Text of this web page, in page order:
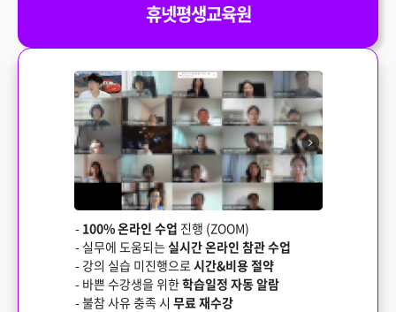
휴넷평생교육원
- 100% 온라인 수업 진행 (ZOOM)
- 실무에 도움되는 실시간 온라인 참관 수업
- 강의 실습 미진행으로시간&비용 절약
- 바쁜 수강생을 위한학습일정 자동 알람
- 불참 사유 충족 시 무료 재수강